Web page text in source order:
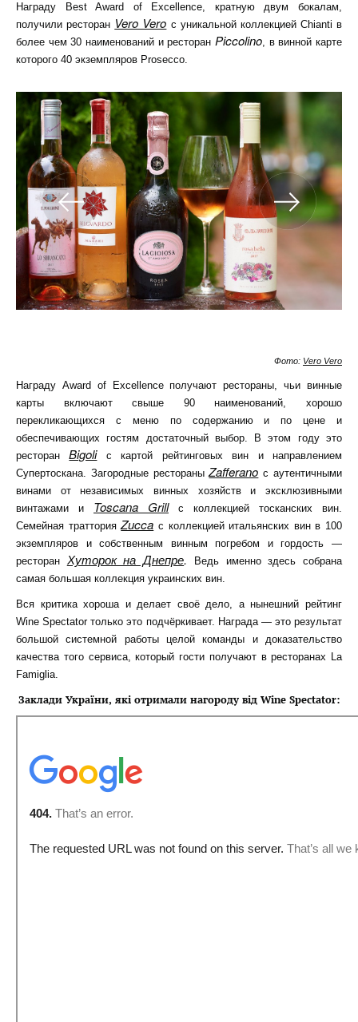
Награду Best Award of Excellence, кратную двум бокалам,
получили ресторан Vero Vero с уникальной коллекцией Chianti в
более чем 30 наименований и ресторан Piccolino, в винной карте
которого 40 экземпляров Prosecco.
Фото: Vero Vero
Награду Award of Excellence получают рестораны, чьи винные
карты включают свыше 90 наименований, хорошо
перекликающихся с меню по содержанию и по цене и
обеспечивающих гостям достаточный выбор. В этом году это
ресторанBigoliс картой рейтинговых вин и направлением
Супертоскана. Загородные рестораныZafferano с аутентичными
винами от независимых винных хозяйств и эксклюзивными
винтажами и Toscana Grillс коллекцией тосканских вин.
Семейная тратторияZucca с коллекцией итальянских вин в 100
экземпляров и собственным винным погребом и гордость —
ресторан Хуторок на Днепре.
Ведь именно здесь собрана
самая большая коллекция украинских вин.
Вся критика хороша и делает своё дело, а нынешний рейтинг
Wine Spectator только это подчёркивает. Награда — это результат
большой системной работы целой команды и доказательство
качества того сервиса, который гости получают в ресторанах La
Famiglia.
Заклади України, які отримали нагороду від Wine Spectator: